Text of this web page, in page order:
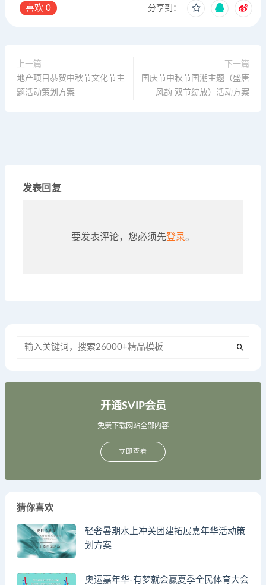
喜欢 0 分享到：
上一篇
地产项目恭贺中秋节文化节主
题活动策划方案
下一篇
国庆节中秋节国潮主题（盛唐
风韵 双节绽放）活动方案
发表回复
要发表评论，您必须先登录。
开通SVIP会员
免费下载网站全部内容
立即查看
猜你喜欢
轻奢暑期水上冲关团建拓展嘉年华活动策
划方案
奥运嘉年华-有梦就会赢夏季全民体育大会